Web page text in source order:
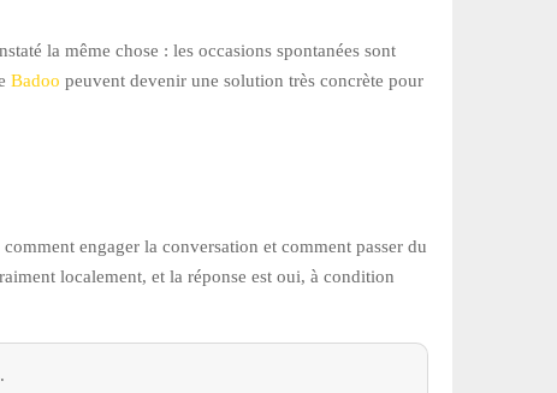
la même chose : les occasions spontanées sont
Badoo peuvent devenir une solution très concrète pour
engager la conversation et comment passer du
localement, et la réponse est oui, à condition